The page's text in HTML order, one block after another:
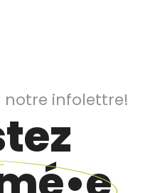
notre infolettre!